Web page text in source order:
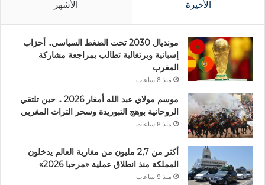
الأخيرة الأشهر
مونديال 2030 تحت الضغط السياسي.. أحزاب
إسبانية وبرتغالية تطالب بمراجعة مشاركة
المغرب
منذ 8 ساعات
موسم مولاي عبد الله أمغار 2026 .. حين تلتقي
الروحانية بوهج التبوريدة وسحر التراث المغربي
منذ 8 ساعات
أكثر من 2,7 مليون من مغاربة العالم يدخلون
المملكة منذ انطلاق عملية «مرحبا 2026»
منذ 9 ساعات